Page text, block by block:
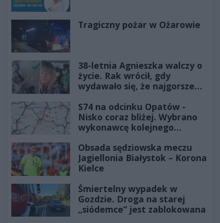
Tragiczny pożar w Ożarowie
38-letnia Agnieszka walczy o
życie. Rak wrócił, gdy
wydawało się, że najgorsze
S74 na odcinku Opatów -
Nisko coraz bliżej. Wybrano
wykonawcę kolejnego
Obsada sędziowska meczu
Jagiellonia Białystok – Korona
Kielce
Śmiertelny wypadek w
Gozdzie. Droga na starej
„siódemce” jest zablokowana